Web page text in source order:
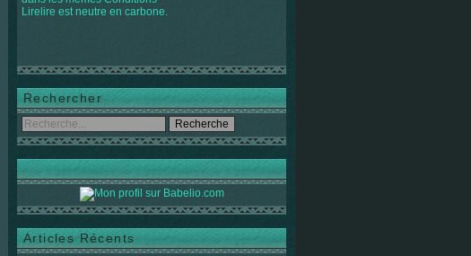
Lirelire est neutre en carbone.
Rechercher
Articles Récents